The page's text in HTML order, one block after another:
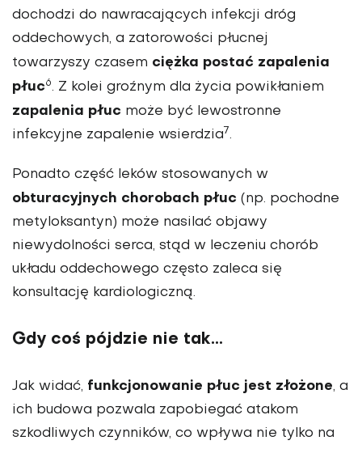
dochodzi do nawracających infekcji dróg
oddechowych, a zatorowości płucnej
towarzyszy czasem ciężka postać zapalenia
płuc6. Z kolei groźnym dla życia powikłaniem
zapalenia płuc może być lewostronne
infekcyjne zapalenie wsierdzia7.
Ponadto część leków stosowanych w
obturacyjnych chorobach płuc (np. pochodne
metyloksantyn) może nasilać objawy
niewydolności serca, stąd w leczeniu chorób
układu oddechowego często zaleca się
konsultację kardiologiczną.
Gdy coś pójdzie nie tak…
Jak widać, funkcjonowanie płuc jest złożone, a
ich budowa pozwala zapobiegać atakom
szkodliwych czynników, co wpływa nie tylko na